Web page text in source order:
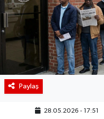
Paylaş
28.05.2026 - 17:51
BIST 100 Isı Haritası
Coin Isı Haritası
Ekonomik Takvim
Kiripto Para Piyasası
Gizlilik Sözleşmesi